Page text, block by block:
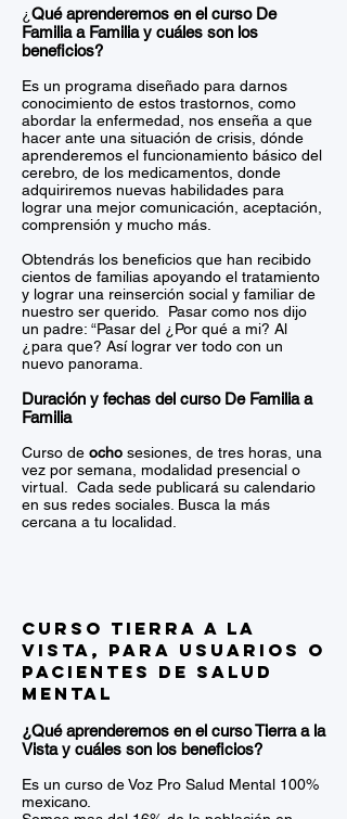
¿ Qué aprenderemos en el curso De
Familia a Familia y cuáles son los
beneficios?
Es un programa diseñado para darnos
conocimiento de estos trastornos, como
abordar la enfermedad, nos enseña a que
hacer ante una situación de crisis, dónde
aprenderemos el funcionamiento básico del
cerebro, de los medicamentos, donde
adquiriremos nuevas habilidades para
lograr una mejor comunicación, aceptación,
comprensión y mucho más.
Obtendrás los beneficios que han recibido
cientos de familias apoyando el tratamiento
y lograr una reinserción social y familiar de
nuestro ser querido. Pasar como nos dijo
un padre: “Pasar del ¿Por qué a mi? Al
¿para que? Así lograr ver todo con un
nuevo panorama.
Duración y fechas del curso De Familia a
Familia
Curso de ocho sesiones, de tres horas, una
vez por semana, modalidad presencial o
virtual. Cada sede publicará su calendario
en sus redes sociales. Busca la más
cercana a tu localidad.
Curso Tierra a la
Vista, para usuarios o
pacientes de salud
mental
¿Qué aprenderemos en el curso Tierra a la
Vista y cuáles son los beneficios?
Es un curso de Voz Pro Salud Mental 100%
mexicano.